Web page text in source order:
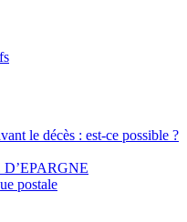
le décès : est-ce possible ?
D’EPARGNE
postale